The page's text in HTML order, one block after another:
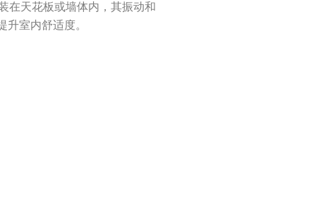
在天花板或墙体内，其振动和
室内舒适度。